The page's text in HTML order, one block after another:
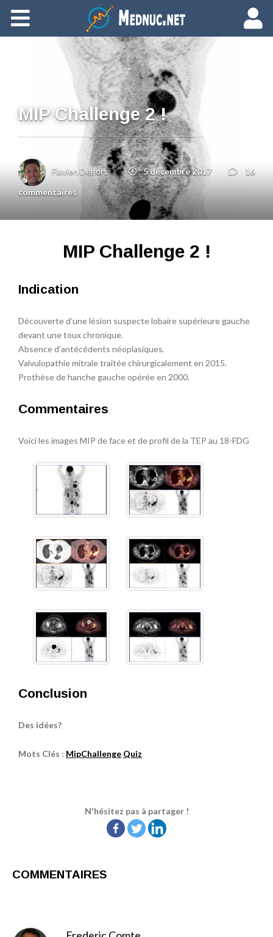
Ajouter du contenu
MIP Challenge 2 !
Flavien Delfort 5 décembre 2017
16
commentaires
MIP Challenge 2 !
Indication
Découverte d’une lésion suspecte lobaire supérieure gauche
devant une toux chronique.
Absence d’antécédents néoplasiques.
Valvulopathie mitrale traitée chirurgicalement en 2015.
Prothèse de hanche gauche opérée en 2000.
Commentaires
Voici les images MIP de face et de profil de la TEP au 18-FDG
Conclusion
Des idées?
Mots Clés : MipChallenge Quiz
N'hésitez pas à partager !
COMMENTAIRES